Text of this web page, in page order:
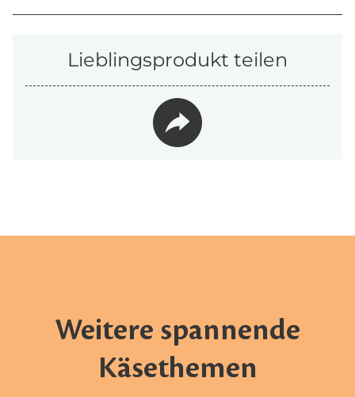
Lieblingsprodukt teilen
Weitere spannende
Käsethemen